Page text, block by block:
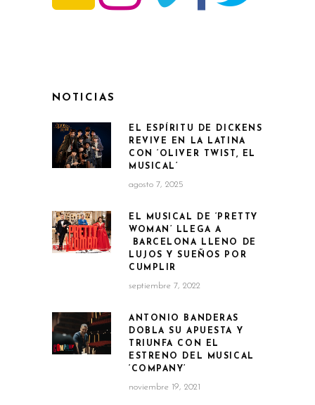
NOTICIAS
EL ESPÍRITU DE DICKENS
REVIVE EN LA LATINA
CON ‘OLIVER TWIST, EL
MUSICAL’
agosto 7, 2025
EL MUSICAL DE ‘PRETTY
WOMAN’ LLEGA A
BARCELONA LLENO DE
LUJOS Y SUEÑOS POR
CUMPLIR
septiembre 7, 2022
ANTONIO BANDERAS
DOBLA SU APUESTA Y
TRIUNFA CON EL
ESTRENO DEL MUSICAL
‘COMPANY’
noviembre 19, 2021